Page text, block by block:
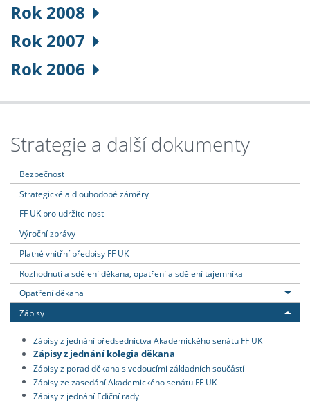
Rok 2008
Rok 2007
Rok 2006
Strategie a další dokumenty
Bezpečnost
Strategické a dlouhodobé záměry
FF UK pro udržitelnost
Výroční zprávy
Platné vnitřní předpisy FF UK
Rozhodnutí a sdělení děkana, opatření a sdělení tajemníka
Opatření děkana
Zápisy
Zápisy z jednání předsednictva Akademického senátu FF UK
Zápisy z jednání kolegia děkana
Zápisy z porad děkana s vedoucími základních součástí
Zápisy ze zasedání Akademického senátu FF UK
Zápisy z jednání Ediční rady